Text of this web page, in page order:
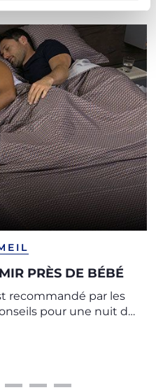
PRÈS DE BÉBÉ
recommandé par les
pour une nuit de